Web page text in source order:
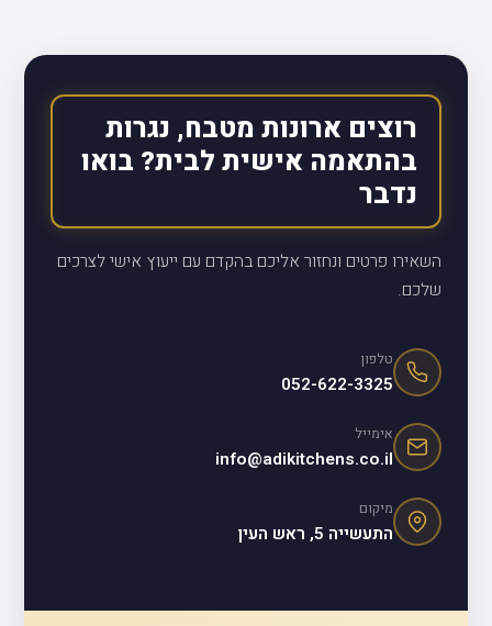
רוצים ארונות מטבח, נגרות
בהתאמה אישית לבית? בואו
נדבר
השאירו פרטים ונחזור אליכם בהקדם עם ייעוץ אישי לצרכים
שלכם.
טלפון
052-622-3325
אימייל
info@adikitchens.co.il
מיקום
התעשייה 5, ראש העין